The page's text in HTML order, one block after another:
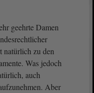
geehrte Damen
natürlich zu den
Was jedoch
auch
Aber